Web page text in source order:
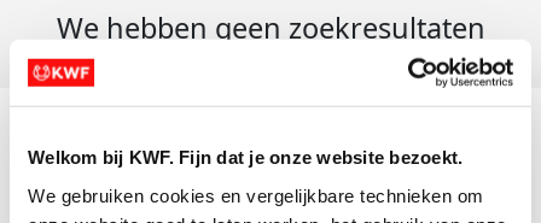
Welkom bij KWF. Fijn dat je onze website bezoekt.
We gebruiken cookies en vergelijkbare technieken om
We hebben geen zoekresultaten
Actiematerialen
Evenementen